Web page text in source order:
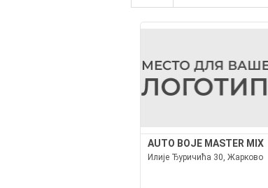
AUTO BOJE MASTER MIX
Илије Ђуричића 30, Жарково